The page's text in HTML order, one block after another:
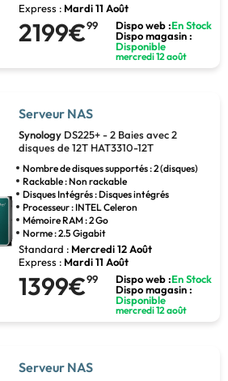
Express : Mardi 11 Août
2199€99 Dispo web :En Stock
Dispo magasin :
Disponible
mercredi 12 août
Serveur NAS
Synology DS225+ - 2 Baies avec 2
disques de 12T HAT3310-12T
Nombre de disques supportés : 2 (disques)
Rackable : Non rackable
Disques Intégrés : Disques intégrés
Processeur : INTEL Celeron
Mémoire RAM : 2 Go
Norme : 2.5 Gigabit
Standard : Mercredi 12 Août
Express : Mardi 11 Août
1399€99 Dispo web :En Stock
Dispo magasin :
Disponible
mercredi 12 août
Serveur NAS